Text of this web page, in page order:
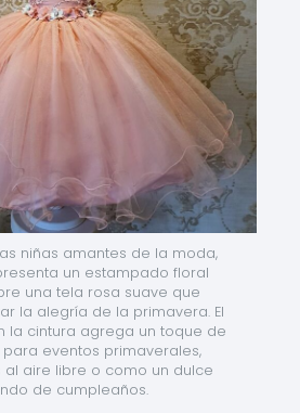
niñas amantes de la moda,
un estampado floral
una tela rosa suave que
la alegría de la primavera. El
la cintura agrega un toque de
eventos primaverales,
aire libre o como un dulce
de cumpleaños.